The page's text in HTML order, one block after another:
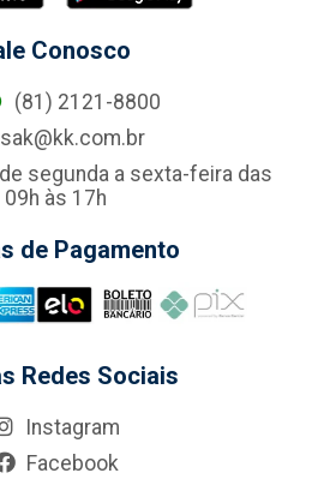
Conosco
(81) 2121-8800
sak@kk.com.br
segunda a sexta-feira das
09h às 17h
de Pagamento
Redes Sociais
Instagram
Facebook